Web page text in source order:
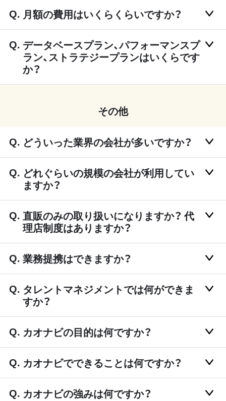
月額の費用はいくらくらいですか？
データベースプラン、パフォーマンスプ
ラン、ストラテジープランはいくらです
か？
その他
どういった業界の会社が多いですか？
どれぐらいの規模の会社が利用してい
ますか？
直販のみの取り扱いになりますか？ 代
理店制度はありますか？
業務提携はできますか？
タレントマネジメントでは何ができま
すか？
カオナビの目的は何ですか？
カオナビでできることは何ですか？
カオナビの強みは何ですか？